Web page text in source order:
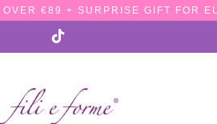
€89 + SURPRISE GIFT FOR